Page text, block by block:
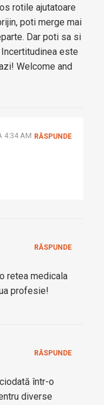
rotile ajutatoare
poti merge mai
Dar poti sa si
este
Welcome and
4:34 AM RĂSPUNDE
retea medicala
profesie!
RĂSPUNDE
într-o
diverse
RĂSPUNDE